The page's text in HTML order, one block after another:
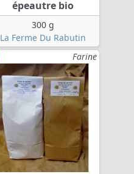
épeautre bio
300 g
La Ferme Du Rabutin
Farine